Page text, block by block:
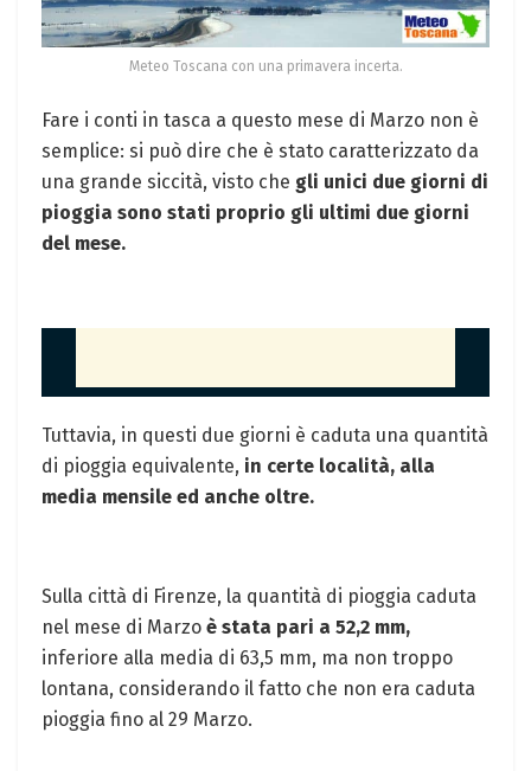
Meteo Toscana con una primavera incerta.
Fare i conti in tasca a questo mese di Marzo non è
semplice: si può dire che è stato caratterizzato da
una grande siccità, visto che gli unici due giorni di
pioggia sono stati proprio gli ultimi due giorni
del mese.
Tuttavia, in questi due giorni è caduta una quantità
di pioggia equivalente, in certe località, alla
media mensile ed anche oltre.
Sulla città di Firenze, la quantità di pioggia caduta
nel mese di Marzo è stata pari a 52,2 mm,
inferiore alla media di 63,5 mm, ma non troppo
lontana, considerando il fatto che non era caduta
pioggia fino al 29 Marzo.